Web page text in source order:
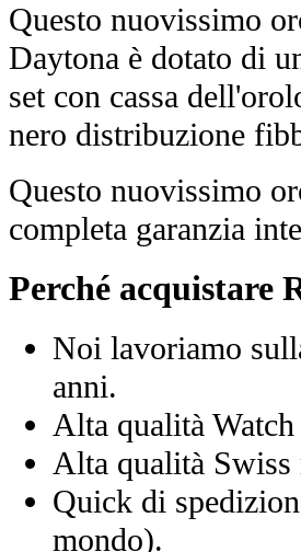
Questo nuovissimo
Daytona è dotato di
set con cassa
nero distribuzione
Questo nuovissimo
completa garanzia
Perché acquistare
Noi lavoriamo
anni.
Alta qualità
Alta qualità Swiss
Quick di
mondo).